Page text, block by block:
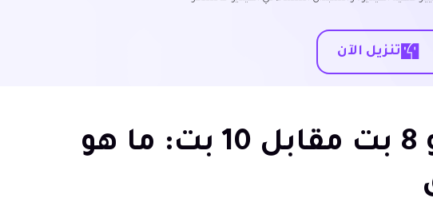
تنزيل الآن
فيديو 8 بت مقابل 10 بت: ما هو